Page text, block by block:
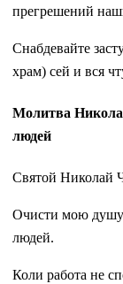
прегрешений
Снабдевайте
храм) сей и вся
Молитва
людей
Святой Николай
Очисти мою душу
людей.
Коли работа не